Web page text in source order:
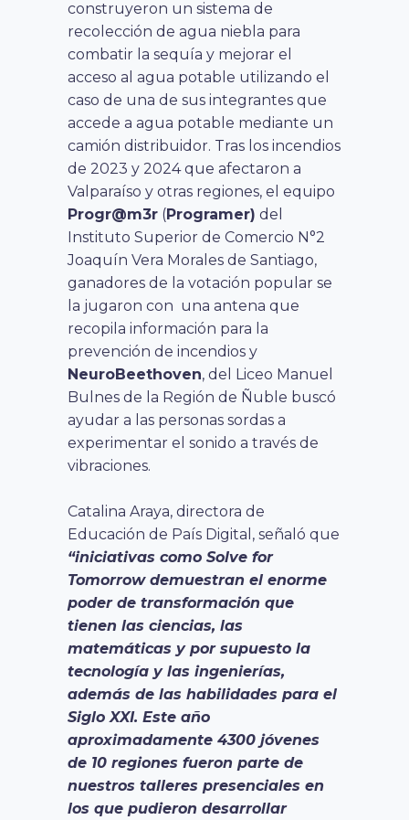
construyeron un sistema de
recolección de agua niebla para
combatir la sequía y mejorar el
acceso al agua potable utilizando el
caso de una de sus integrantes que
accede a agua potable mediante un
camión distribuidor. Tras los incendios
de 2023 y 2024 que afectaron a
Valparaíso y otras regiones, el equipo
Progr@m3r (Programer) del
Instituto Superior de Comercio N°2
Joaquín Vera Morales de Santiago,
ganadores de la votación popular se
la jugaron con una antena que
recopila información para la
prevención de incendios y
NeuroBeethoven, del Liceo Manuel
Bulnes de la Región de Ñuble buscó
ayudar a las personas sordas a
experimentar el sonido a través de
vibraciones.
Catalina Araya, directora de
Educación de País Digital, señaló que
“iniciativas como Solve for
Tomorrow demuestran el enorme
poder de transformación que
tienen las ciencias, las
matemáticas y por supuesto la
tecnología y las ingenierías,
además de las habilidades para el
Siglo XXI. Este año
aproximadamente 4300 jóvenes
de 10 regiones fueron parte de
nuestros talleres presenciales en
los que pudieron desarrollar